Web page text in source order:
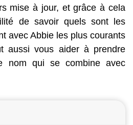
mise à jour, et grâce à cela
de savoir quels sont les
avec Abbie les plus courants
aussi vous aider à prendre
nom qui se combine avec